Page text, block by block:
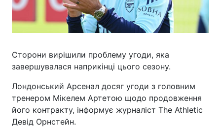
Сторони вирішили проблему угоди, яка
завершувалася наприкінці цього сезону.
Лондонський Арсенал досяг угоди з головним
тренером Мікелем Артетою щодо продовження
його контракту, інформує журналіст The Athletic
Девід Орнстейн.